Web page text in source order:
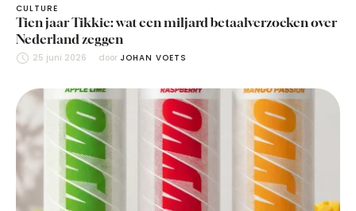
CULTURE
Tien jaar Tikkie: wat een miljard betaalverzoeken over
Nederland zeggen
25 juni 2026 door JOHAN VOETS